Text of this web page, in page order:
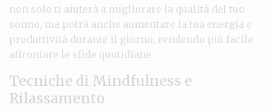
non solo ti aiuterà a migliorare la qualità del tuo
sonno, ma potrà anche aumentare la tua energia e
produttività durante il giorno, rendendo più facile
affrontare le sfide quotidiane.
Tecniche di Mindfulness e
Rilassamento